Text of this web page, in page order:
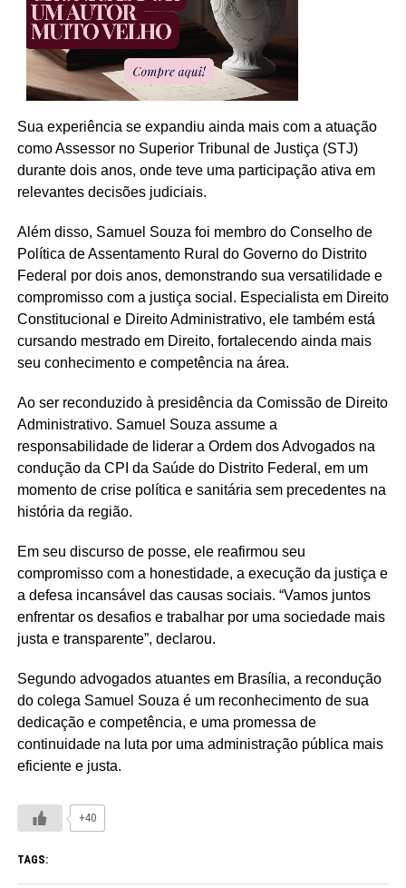
Sua experiência se expandiu ainda mais com a atuação
como Assessor no Superior Tribunal de Justiça (STJ)
durante dois anos, onde teve uma participação ativa em
relevantes decisões judiciais.
Além disso, Samuel Souza foi membro do Conselho de
Política de Assentamento Rural do Governo do Distrito
Federal por dois anos, demonstrando sua versatilidade e
compromisso com a justiça social. Especialista em Direito
Constitucional e Direito Administrativo, ele também está
cursando mestrado em Direito, fortalecendo ainda mais
seu conhecimento e competência na área.
Ao ser reconduzido à presidência da Comissão de Direito
Administrativo. Samuel Souza assume a
responsabilidade de liderar a Ordem dos Advogados na
condução da CPI da Saúde do Distrito Federal, em um
momento de crise política e sanitária sem precedentes na
história da região.
Em seu discurso de posse, ele reafirmou seu
compromisso com a honestidade, a execução da justiça e
a defesa incansável das causas sociais. “Vamos juntos
enfrentar os desafios e trabalhar por uma sociedade mais
justa e transparente”, declarou.
Segundo advogados atuantes em Brasília, a recondução
do colega Samuel Souza é um reconhecimento de sua
dedicação e competência, e uma promessa de
continuidade na luta por uma administração pública mais
eficiente e justa.
+40
TAGS: